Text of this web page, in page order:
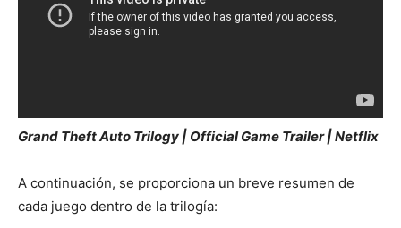
Grand Theft Auto Trilogy | Official Game Trailer | Netflix
A continuación, se proporciona un breve resumen de
cada juego dentro de la trilogía: